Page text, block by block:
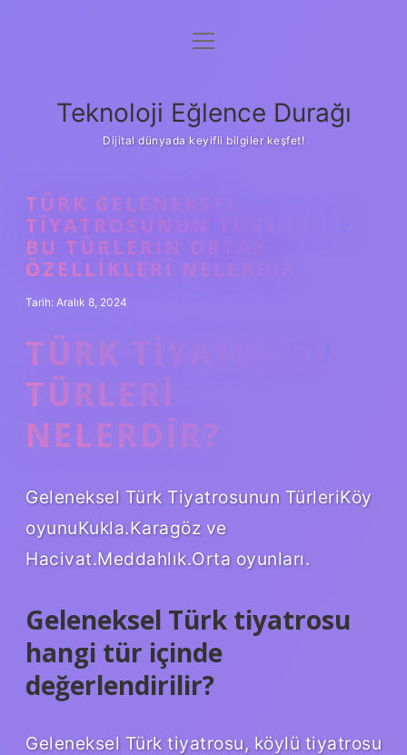
Anasayfa
Yasal Uyarı
menüyü
Teknoloji Eğlence Durağı
Dijital dünyada keyifli bilgiler keşfet!
TÜRK GELENEKSEL
TIYATROSUNUN TÜRLERI VE
BU TÜRLERIN ORTAK
ÖZELLIKLERI NELERDIR
Tarih: Aralık 8, 2024
TÜRK TIYATROSU
TÜRLERI
NELERDIR?
Geleneksel Türk Tiyatrosunun TürleriKöy
oyunuKukla.Karagöz ve
Hacivat.Meddahlık.Orta oyunları.
Geleneksel Türk tiyatrosu
hangi tür içinde
değerlendirilir?
Geleneksel Türk tiyatrosu, köylü tiyatrosu